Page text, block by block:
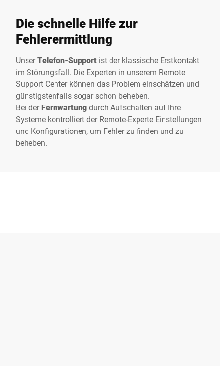
Die schnelle Hilfe zur
Fehlerermittlung
UnserTelefon-Support ist der klassische Erstkontakt
im Störungsfall. Die Experten in unserem Remote
Support Center können das Problem einschätzen und
günstigstenfalls sogar schon beheben.
Bei derFernwartungdurch Aufschalten auf Ihre
Systeme kontrolliert der Remote-Experte Einstellungen
und Konfigurationen, um Fehler zu finden und zu
beheben.